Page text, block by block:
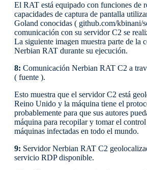
El RAT está equipado con funciones de
capacidades de captura de pantalla
Goland conocidas ( github.com/kbinani/
comunicación con su servidor C2 se
La siguiente imagen muestra parte de la
Nerbian RAT durante su ejecución.
8: Comunicación Nerbian RAT C2 a
( fuente ).
Esto muestra que el servidor C2 está
Reino Unido y la máquina tiene el
probablemente para que sus autores
máquina para recopilar y tomar el control
máquinas infectadas en todo el mundo.
9: Servidor Nerbian RAT C2
servicio RDP disponible.